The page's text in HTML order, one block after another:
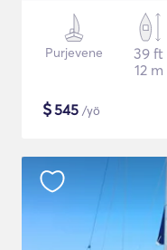
Purjevene
39 ft
12 m
$545 /yö